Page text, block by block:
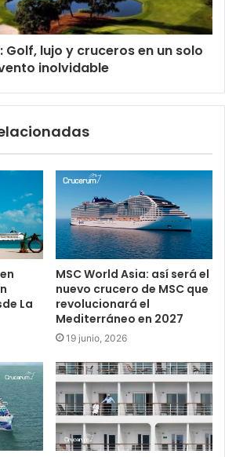
Golf, lujo y cruceros en un solo
inolvidable
La
MSC World Asia: así será el
nuevo crucero de MSC que
revolucionará el
Mediterráneo en 2027
19 junio, 2026